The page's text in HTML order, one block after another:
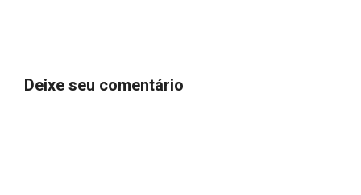
Deixe seu comentário